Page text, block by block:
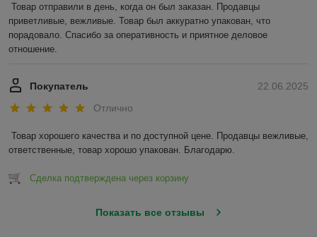
Товар отправили в день, когда он был заказан. Продавцы
приветливые, вежливые. Товар был аккуратно упакован, что
порадовало. Спасибо за оперативность и приятное деловое
отношение.
22.06.2025
Покупатель
Отлично
Товар хорошего качества и по доступной цене. Продавцы вежливые,
ответственные, товар хорошо упакован. Благодарю.
Сделка подтверждена через корзину
Показать все отзывы